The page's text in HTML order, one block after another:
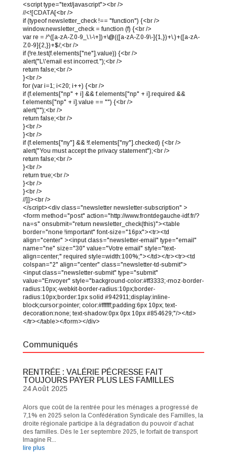
<script type="text/javascript"><br />
//<![CDATA[<br />
if (typeof newsletter_check !== "function") {<br />
window.newsletter_check = function (f) {<br />
var re = /^([a-zA-Z0-9_\.\-\+])+\@(([a-zA-Z0-9\-]{1,})+\.)+([a-zA-
Z0-9]{2,})+$/;<br />
if (!re.test(f.elements["ne"].value)) {<br />
alert("L\'email est incorrect.");<br />
return false;<br />
}<br />
for (var i=1; i<20; i++) {<br />
if (f.elements["np" + i] && f.elements["np" + i].required &&
f.elements["np" + i].value == "") {<br />
alert("");<br />
return false;<br />
}<br />
}<br />
if (f.elements["ny"] && !f.elements["ny"].checked) {<br />
alert("You must accept the privacy statement");<br />
return false;<br />
}<br />
return true;<br />
}<br />
}<br />
//]]><br />
</script><div class="newsletter newsletter-subscription" >
<form method="post" action="http://www.frontdegauche-idf.fr/?
na=s" onsubmit="return newsletter_check(this)"><table
border="none !important" font-size="16px"><tr><td
align="center" ><input class="newsletter-email" type="email"
name="ne" size="30" value="Votre email" style="text-
align=center;" required style=width:100%;"></td></tr><tr><td
colspan="2" align="center" class="newsletter-td-submit">
<input class="newsletter-submit" type="submit"
value="Envoyer" style="background-color:#ff3333;-moz-border-
radius:10px;-webkit-border-radius:10px;border-
radius:10px;border:1px solid #942911;display:inline-
block;cursor:pointer; color:#ffffff;padding:6px 10px; text-
decoration:none; text-shadow:0px 0px 10px #854629;"/></td>
</tr></table></form></div>
Communiqués
RENTRÉE : VALÉRIE PÉCRESSE FAIT
TOUJOURS PAYER PLUS LES FAMILLES
24 Août 2025
Alors que coût de la rentrée pour les ménages a progressé de
7,1% en 2025 selon la Confédération Syndicale des Familles, la
droite régionale participe à la dégradation du pouvoir d’achat
des familles. Dès le 1er septembre 2025, le forfait de transport
Imagine R...
lire plus